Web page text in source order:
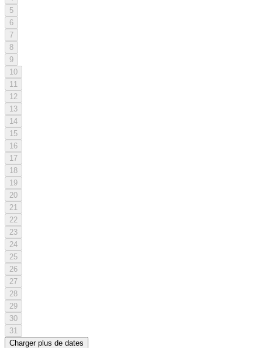
5
6
7
8
9
10
11
12
13
14
15
16
17
18
19
20
21
22
23
24
25
26
27
28
29
30
31
Charger plus de dates